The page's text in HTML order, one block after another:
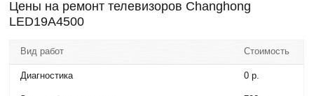
Цены на ремонт телевизоров Changhong
LED19A4500
Вид работ Стоимость
Диагностика 0 р.